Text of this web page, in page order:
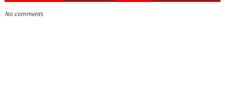
No comments